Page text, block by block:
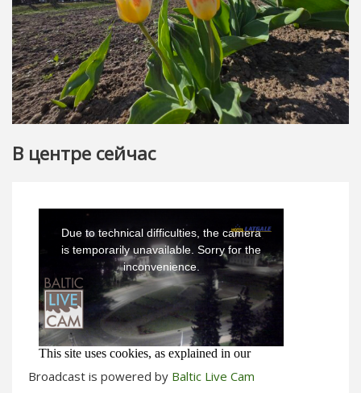
В центре сейчас
Broadcast is powered by Baltic Live Cam